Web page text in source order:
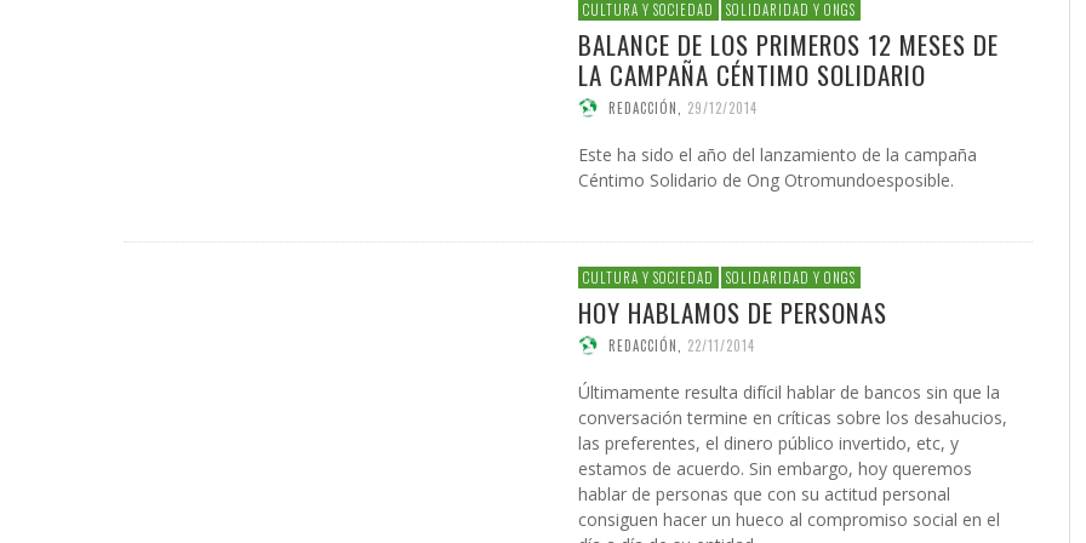
SERGIO FERRARI, 28/07/2026
REDACCIÓN, 22/05/2026
NACIONAL PUERTO RICO Y
REDACCIÓN
COALICIÓN PARA EL FUTURO
POLÍTICO DE PUERTO RICO (II)
EDWIN ORTÍZ 24/07/2026
COALICIÓN PARA EL FUTURO
POLÍTICO DE PUERTO RICO (I)
EDWIN ORTÍZ
SOLIDARIDAD Y ONGS
JOSÉ JAVIER AGUILERA FRAGOSO
,
ONG OTROMUNDOESPOSIBLE 23/
PLATAFORMA GLOBAL DEL
CARLOS GARCÍA GUERRERO, 02/02/2026
CARLOS GARCÍA GUERRERO 10/
LENIN CARDOZO, 29/06/2026
LENIN CARDOZO, 10/06/2026
CULTURA Y SOCIEDAD SOLIDARIDAD Y ONGS
BALANCE DE LOS PRIMEROS 12 MESES DE
LA CAMPAÑA CÉNTIMO SOLIDARIO
REDACCIÓN 29/12/2014
Este ha sido el año del lanzamiento de la campaña
Céntimo Solidario de Ong Otromundoesposible.
CULTURA Y SOCIEDAD SOLIDARIDAD Y ONGS
HOY HABLAMOS DE PERSONAS
REDACCIÓN 22/11/2014
Últimamente resulta difícil hablar de bancos sin que la
conversación termine en críticas sobre los desahucios,
las preferentes, el dinero público invertido, etc, y
estamos de acuerdo. Sin embargo, hoy queremos
hablar de personas que con su actitud personal
consiguen hacer un hueco al compromiso social en el